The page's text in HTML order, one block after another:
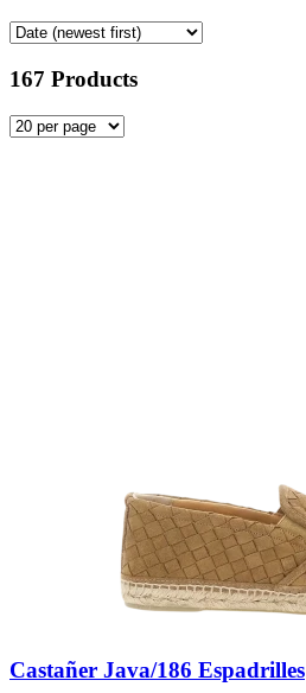
167 Products
Castañer Java/186 Espadrilles